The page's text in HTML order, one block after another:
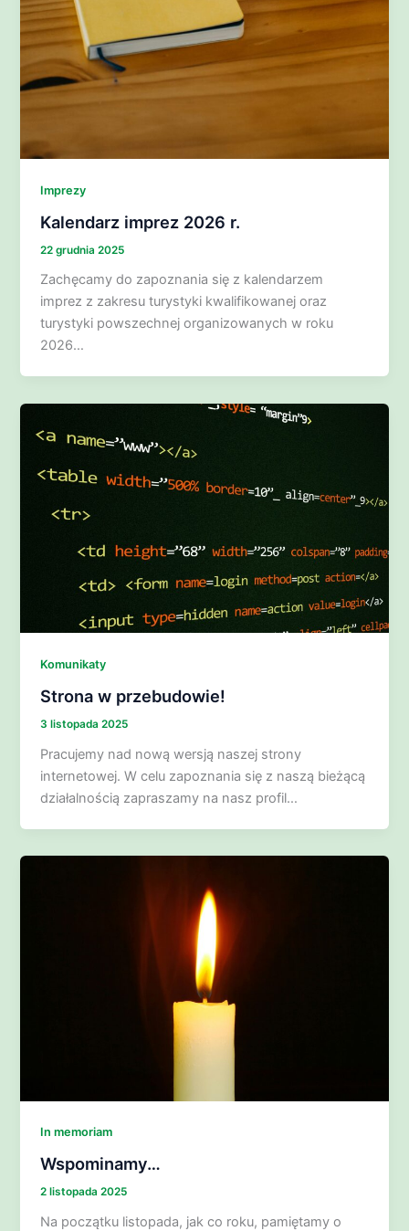
Imprezy
Kalendarz imprez 2026 r.
22 grudnia 2025
Zachęcamy do zapoznania się z kalendarzem
imprez z zakresu turystyki kwalifikowanej oraz
turystyki powszechnej organizowanych w roku
2026…
Komunikaty
Strona w przebudowie!
3 listopada 2025
Pracujemy nad nową wersją naszej strony
internetowej. W celu zapoznania się z naszą bieżącą
działalnością zapraszamy na nasz profil…
In memoriam
Wspominamy…
2 listopada 2025
Na początku listopada, jak co roku, pamiętamy o